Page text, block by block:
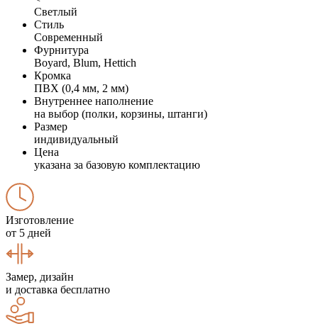
Светлый
Стиль
Современный
Фурнитура
Boyard, Blum, Hettich
Кромка
ПВХ (0,4 мм, 2 мм)
Внутреннее наполнение
на выбор (полки, корзины, штанги)
Размер
индивидуальный
Цена
указана за базовую комплектацию
Изготовление
от 5 дней
Замер, дизайн
и доставка бесплатно